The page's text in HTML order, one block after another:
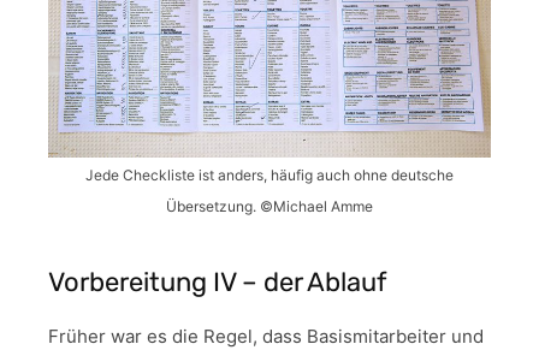
Jede Checkliste ist anders, häufig auch ohne deutsche
Übersetzung. ©Michael Amme
Vorbereitung IV – der Ablauf
Früher war es die Regel, dass Basismitarbeiter und